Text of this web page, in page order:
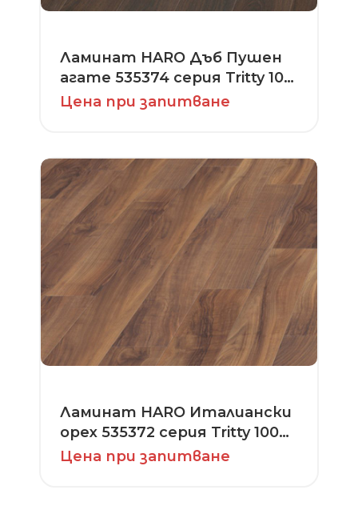
Ламинат HARO Дъб Пушен
агате 535374 серия Tritty 100
Loft 4V
Цена при запитване
Ламинат HARO Италиански
орех 535372 серия Tritty 100
Loft 4V
Цена при запитване